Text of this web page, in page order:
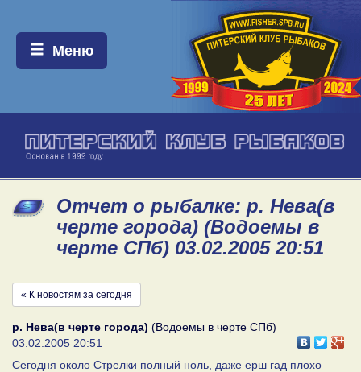
Меню:
Меню
Отчет о рыбалке: р. Нева(в
черте города) (Водоемы в
черте СПб) 03.02.2005 20:51
« К новостям за сегодня
р. Нева(в черте города) (Водоемы в черте СПб)
03.02.2005 20:51
Сегодня около Стрелки полный ноль, даже ерш гад плохо